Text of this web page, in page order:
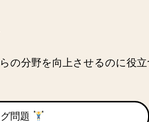
の分野を向上させるのに役立
問題